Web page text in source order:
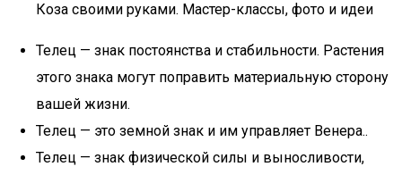
Коза своими руками. Мастер-классы, фото и идеи
Телец — знак постоянства и стабильности. Растения
этого знака могут поправить материальную сторону
вашей жизни.
Телец — это земной знак и им управляет Венера..
Телец — знак физической силы и выносливости,